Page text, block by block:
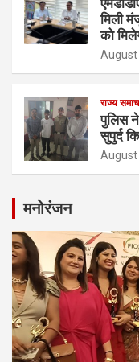
मिली
को
August
राज्य
पुलिस
सुपुर्द
August
मनोरंजन